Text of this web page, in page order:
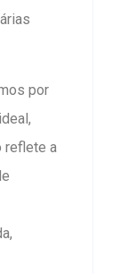
por
reflete a